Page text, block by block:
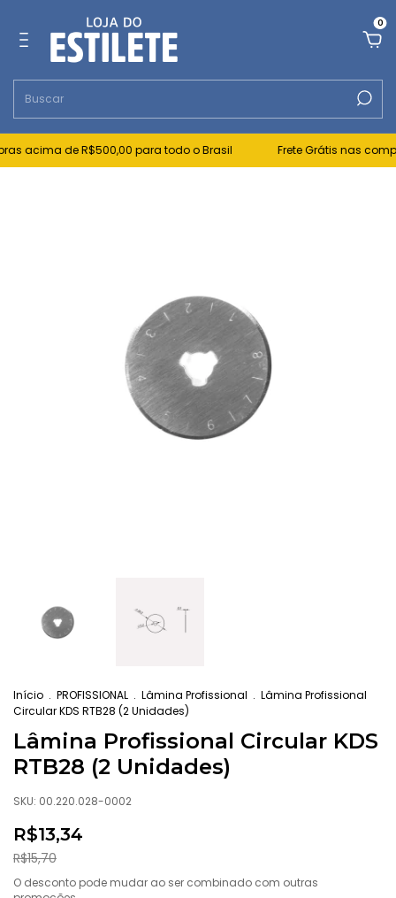
0
acima de R$500,00 para todo o Brasil Frete Grátis nas
Início . PROFISSIONAL . Lâmina Profissional . Lâmina Profissional
Circular KDS RTB28 (2 Unidades)
Lâmina Profissional Circular KDS
RTB28 (2 Unidades)
SKU: 00.220.028-0002
R$13,34
R$15,70
O desconto pode mudar ao ser combinado com outras